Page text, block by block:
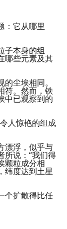
：它从哪里
子本身的组
哪些元素及其
尘埃相同。
符。然而，铁
中已观察到的
人惊艳的组成
漂浮，似乎与
所说：“我们得
颗粒成分相
纬度达到土星
个扩散得比任